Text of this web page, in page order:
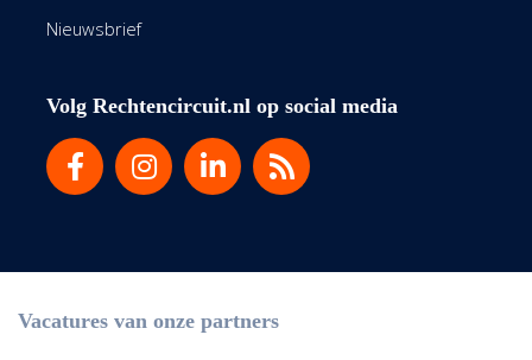
Nieuwsbrief
Volg Rechtencircuit.nl op social media
Vacatures van onze partners